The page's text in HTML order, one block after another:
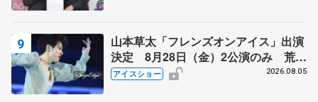
山本草太「フレンズオンアイス」出演
決定 8月28日（金）2公演のみ 荒川
静香さんプロデュース、20周年のアイ
アイスショー 2026.08.05